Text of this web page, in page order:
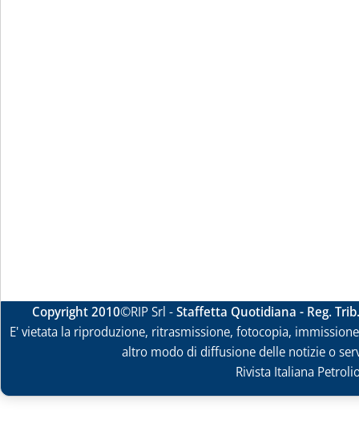
Copyright 2010©RIP Srl -Staffetta Quotidiana - Reg.
E' vietata la riproduzione, ritrasmissione, fotocopia,
altro modo di diffusione delle notizie o
Rivista Italiana